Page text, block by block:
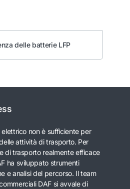
delle batterie LFP
non è sufficiente per
attività di trasporto. Per
di trasporto realmente efficace
ha sviluppato strumenti
e analisi del percorso. Il team
DAF si avvale di